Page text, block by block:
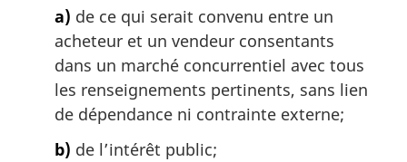
a) de ce qui serait convenu entre un
acheteur et un vendeur consentants
dans un marché concurrentiel avec tous
les renseignements pertinents, sans lien
de dépendance ni contrainte externe;
b) de l’intérêt public;